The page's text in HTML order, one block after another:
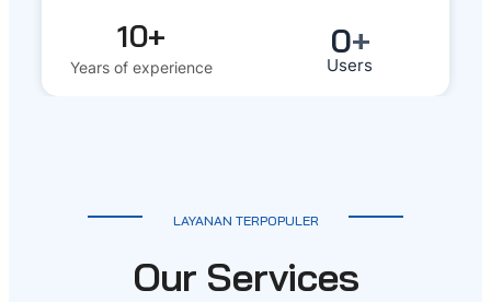
10+
Years of experience
0+
Users
LAYANAN TERPOPULER
Our Services